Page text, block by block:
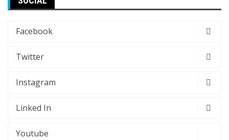
Facebook
Twitter
Instagram
Linked In
Youtube